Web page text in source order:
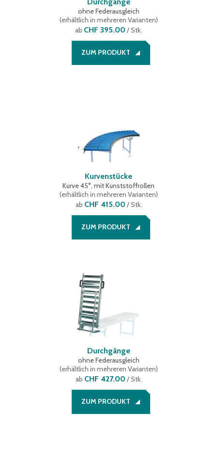
ohne Federausgleich
(erhältlich in mehreren Varianten)
ab CHF 395.00 / Stk.
ZUM PRODUKT
Kurvenstücke
Kurve 45°, mit Kunststoffrollen
(erhältlich in mehreren Varianten)
ab CHF 415.00 / Stk.
ZUM PRODUKT
Durchgänge
ohne Federausgleich
(erhältlich in mehreren Varianten)
ab CHF 427.00 / Stk.
ZUM PRODUKT